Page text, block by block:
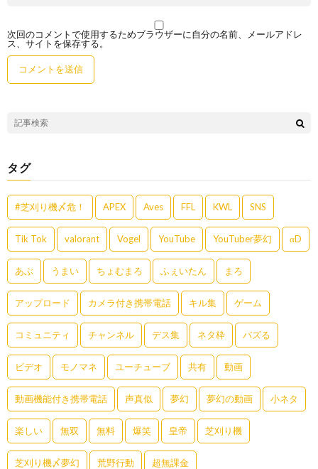
次回のコメントで使用するためブラウザーに自分の名前、メールアドレ
ス、サイトを保存する。
タグ
#芝刈り機〆危！ APEX Aves FFL KWL SNS
Tik Tok valorant Vogel YouTube YouTuber夢幻 αD
あぶ うまい ちょむまろ ふぇいたん まろ
アップロード カメラ付き携帯電話 キル集 ゲーム
コミュニティ チャンネル デス集 ネタ枠 バズる
ビデオ モノマネ ユーチューブ 共有 動画
動画機能付き携帯電話 声真似 夢幻 夢幻の動画 小ネタ
楽しい 無双 無料 爆笑 皇帝 芝刈り機
芝刈り機〆夢幻 荒野行動 超無課金